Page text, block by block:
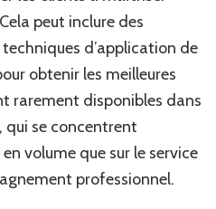
peut inclure des
techniques d’application de
obtenir les meilleures
rarement disponibles dans
qui se concentrent
volume que sur le service
professionnel.